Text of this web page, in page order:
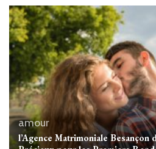
amour
l’Agence Matrimoniale Besançon